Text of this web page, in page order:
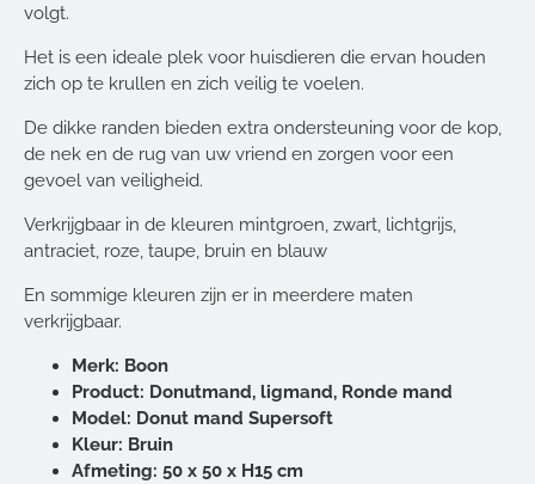
volgt.
Het is een ideale plek voor huisdieren die ervan houden
zich op te krullen en zich veilig te voelen.
De dikke randen bieden extra ondersteuning voor de kop,
de nek en de rug van uw vriend en zorgen voor een
gevoel van veiligheid.
Verkrijgbaar in de kleuren mintgroen, zwart, lichtgrijs,
antraciet, roze, taupe, bruin en blauw
En sommige kleuren zijn er in meerdere maten
verkrijgbaar.
Merk: Boon
Product: Donutmand, ligmand, Ronde mand
Model: Donut mand Supersoft
Kleur: Bruin
Afmeting: 50 x 50 x H15 cm